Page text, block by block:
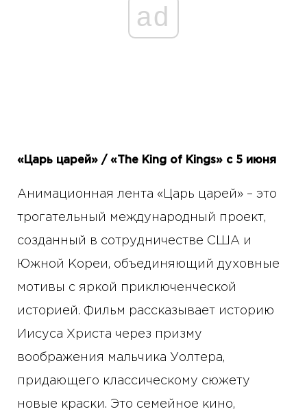
ad
«Царь царей» / «The King of Kings» с 5 июня
Анимационная лента «Царь царей» – это
трогательный международный проект,
созданный в сотрудничестве США и
Южной Кореи, объединяющий духовные
мотивы с яркой приключенческой
историей. Фильм рассказывает историю
Иисуса Христа через призму
воображения мальчика Уолтера,
придающего классическому сюжету
новые краски. Это семейное кино,